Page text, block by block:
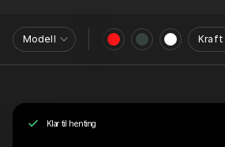
Modell Kraft
Klar til henting